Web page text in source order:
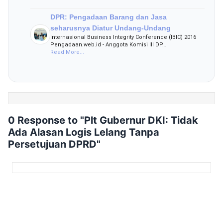
DPR: Pengadaan Barang dan Jasa
seharusnya Diatur Undang-Undang
Internasional Business Integrity Conference (IBIC) 2016
Pengadaan.web.id - Anggota Komisi III DP…
Read More...
0 Response to "Plt Gubernur DKI: Tidak
Ada Alasan Logis Lelang Tanpa
Persetujuan DPRD"